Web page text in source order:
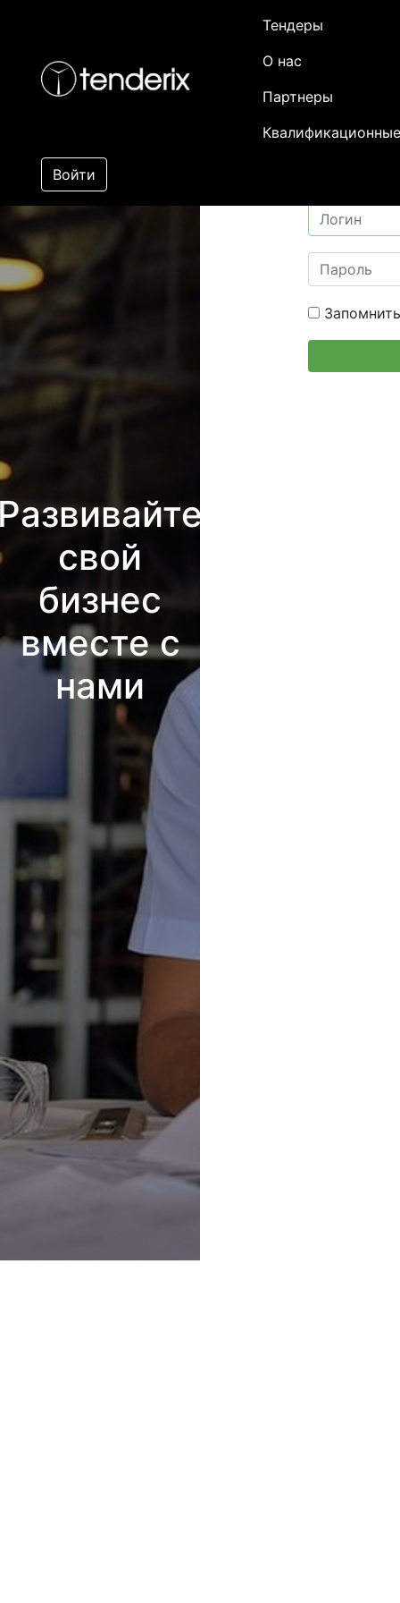
Тендеры
О нас
Партнеры
Войти
свой
бизнес
вместе с
нами